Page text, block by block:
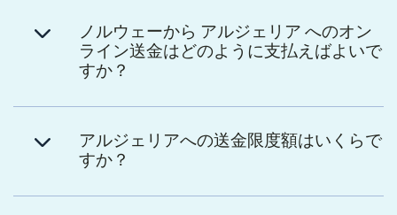
ノルウェーから アルジェリア へのオン
ライン送金はどのように支払えばよいで
すか？
アルジェリアへの送金限度額はいくらで
すか？